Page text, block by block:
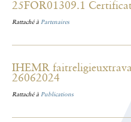
25FOR01309.1
Rattaché à Partenaires
IHEMR
26062024
Rattaché à Publications